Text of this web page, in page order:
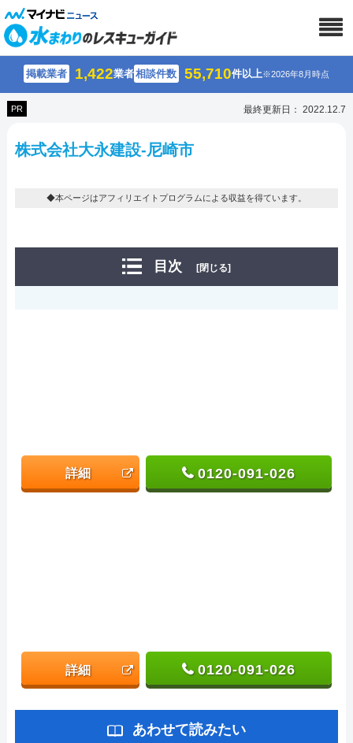
掲載業者 1,422業者相談件数 55,710件以上※2026年8月時点
PR 最終更新日： 2022.12.7
株式会社大永建設-尼崎市
◆本ページはアフィリエイトプログラムによる収益を得ています。
目次 [閉じる]
詳細 0120-091-026
詳細 0120-091-026
あわせて読みたい